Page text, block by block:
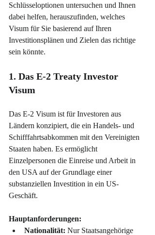
Schlüsseloptionen untersuchen und Ihnen
dabei helfen, herauszufinden, welches
Visum für Sie basierend auf Ihren
Investitionsplänen und Zielen das richtige
sein könnte.
1. Das E-2 Treaty Investor
Visum
Das E-2 Visum ist für Investoren aus
Ländern konzipiert, die ein Handels- und
Schifffahrtsabkommen mit den Vereinigten
Staaten haben. Es ermöglicht
Einzelpersonen die Einreise und Arbeit in
den USA auf der Grundlage einer
substanziellen Investition in ein US-
Geschäft.
Hauptanforderungen:
Nationalität: Nur Staatsangehörige